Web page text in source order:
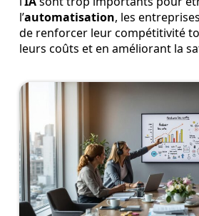
l’automatisation, les
de renforcer leur compétitivité
leurs coûts et en améliorant la